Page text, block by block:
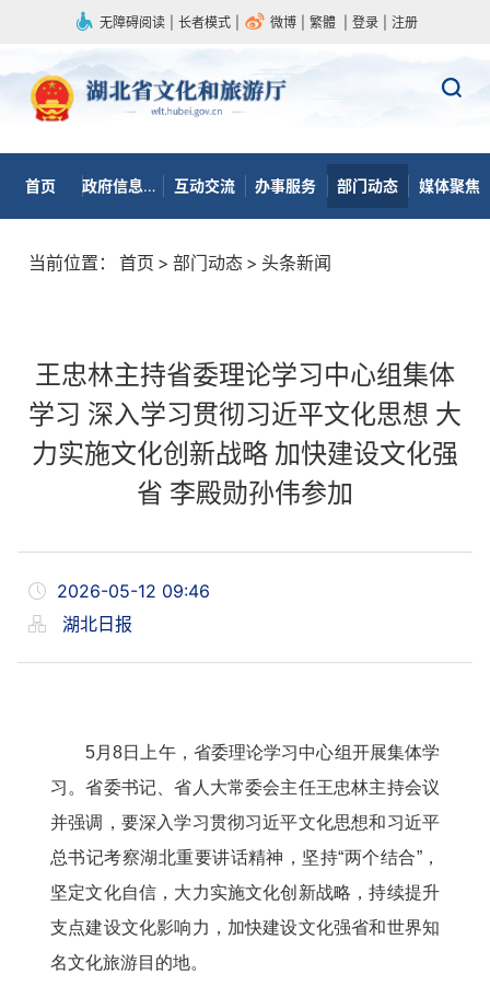
无障碍阅读 长者模式 微博 繁體 登录 注册
首页 政府信息公开 互动交流 办事服务 部门动态 媒体聚焦
当前位置： 首页 > 部门动态 > 头条新闻
王忠林主持省委理论学习中心组集体
学习 深入学习贯彻习近平文化思想 大
力实施文化创新战略 加快建设文化强
省 李殿勋孙伟参加
2026-05-12 09:46
湖北日报
5月8日上午，省委理论学习中心组开展集体学
习。省委书记、省人大常委会主任王忠林主持会议
并强调，要深入学习贯彻习近平文化思想和习近平
总书记考察湖北重要讲话精神，坚持“两个结合”，
坚定文化自信，大力实施文化创新战略，持续提升
支点建设文化影响力，加快建设文化强省和世界知
名文化旅游目的地。